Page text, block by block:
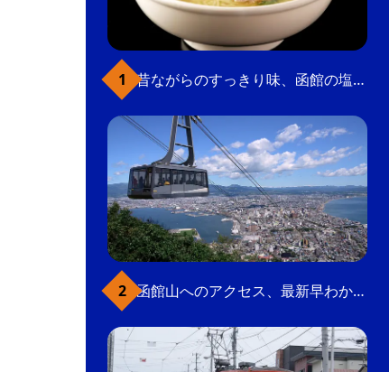
昔ながらのすっきり味、函館の塩ラーメン
函館山へのアクセス、最新早わかりガイド